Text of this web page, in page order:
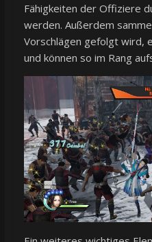
Fähigkeiten der Offiziere
werden. Außerdem
Vorschlägen gefolgt wird,
und können so im Rang